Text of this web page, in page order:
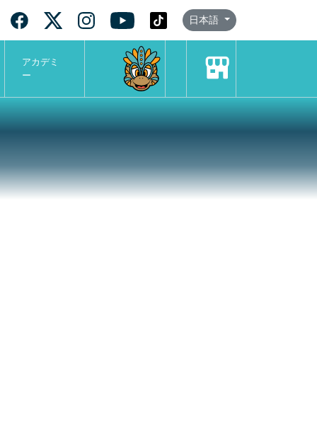
日本語
アカデミ
ー